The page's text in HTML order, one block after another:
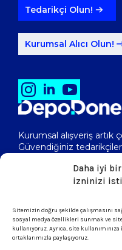
Daha iyi
izninizi
Sitemizin doğru şekilde çalışmasını
sosyal medya özellikleri sunmak ve
kullanıyoruz. Ayrıca, site
ortaklarımızla paylaşıyoruz.
Kurumsal alışveriş artık
Güvendiğiniz
+90 (539) 301 95
Tedarikçi Olun!
Kurumsal Alıcı Olun!